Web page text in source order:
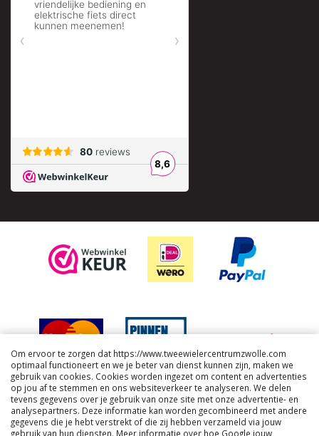
Om ervoor te zorgen dat https://www.tweewielercentrumzwolle.com
optimaal functioneert en we je beter van dienst kunnen zijn, maken we
gebruik van cookies. Cookies worden ingezet om content en advertenties
op jou af te stemmen en ons websiteverkeer te analyseren. We delen
tevens gegevens over je gebruik van onze site met onze advertentie- en
analysepartners. Deze informatie kan worden gecombineerd met andere
gegevens die je hebt verstrekt of die zij hebben verzameld via jouw
gebruik van hun diensten. Meer informatie over hoe Google jouw